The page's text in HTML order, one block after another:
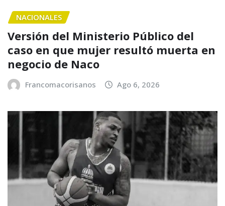
NACIONALES
Versión del Ministerio Público del
caso en que mujer resultó muerta en
negocio de Naco
Francomacorisanos Ago 6, 2026